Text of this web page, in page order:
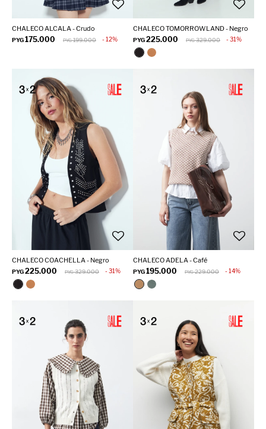
CHALECO ALCALA - Crudo
PYG175.000 PYG 199.000 12
CHALECO TOMORROWLAND - Negro
PYG225.000 PYG 329.000 31
CHALECO COACHELLA - Negro
PYG225.000 PYG 329.000 31
CHALECO ADELA - Café
PYG195.000 PYG 229.000 14